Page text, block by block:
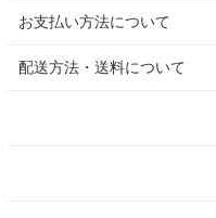
お支払い方法について
配送方法・送料について